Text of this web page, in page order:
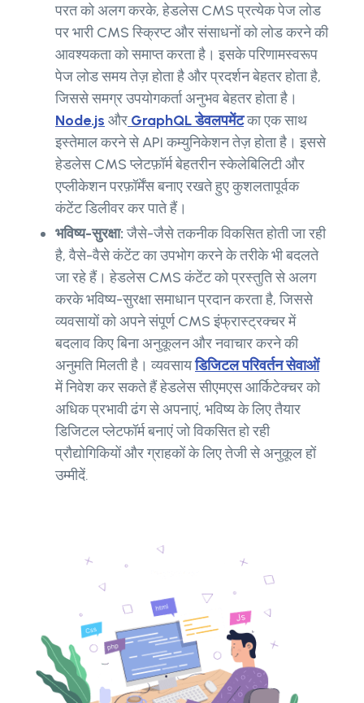
परत को अलग करके, हेडलेस CMS प्रत्येक पेज लोड
पर भारी CMS स्क्रिप्ट और संसाधनों को लोड करने की
आवश्यकता को समाप्त करता है। इसके परिणामस्वरूप
पेज लोड समय तेज़ होता है और प्रदर्शन बेहतर होता है,
जिससे समग्र उपयोगकर्ता अनुभव बेहतर होता है।
Node.js और GraphQL डेवलपमेंटका एक साथ
इस्तेमाल करने से API कम्युनिकेशन तेज़ होता है। इससे
हेडलेस CMS प्लेटफ़ॉर्म बेहतरीन स्केलेबिलिटी और
एप्लीकेशन परफ़ॉर्मेंस बनाए रखते हुए कुशलतापूर्वक
कंटेंट डिलीवर कर पाते हैं।
भविष्य-सुरक्षा:जैसे-जैसे तकनीक विकसित होती जा रही
है, वैसे-वैसे कंटेंट का उपभोग करने के तरीके भी बदलते
जा रहे हैं। हेडलेस CMS कंटेंट को प्रस्तुति से अलग
करके भविष्य-सुरक्षा समाधान प्रदान करता है, जिससे
व्यवसायों को अपने संपूर्ण CMS इंफ्रास्ट्रक्चर में
बदलाव किए बिना अनुकूलन और नवाचार करने की
अनुमति मिलती है। व्यवसायडिजिटल परिवर्तन सेवाओं
में निवेश कर सकते हैं हेडलेस सीएमएस आर्किटेक्चर को
अधिक प्रभावी ढंग से अपनाएं, भविष्य के लिए तैयार
डिजिटल प्लेटफॉर्म बनाएं जो विकसित हो रही
प्रौद्योगिकियों और ग्राहकों के लिए तेजी से अनुकूल हों
उम्मीदें.